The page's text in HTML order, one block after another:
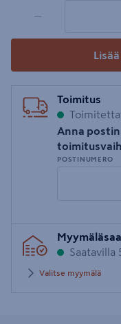
−
Toimitus
Anna
POSTINUMERO
postinumero
Saatavilla
Valitse myymälä